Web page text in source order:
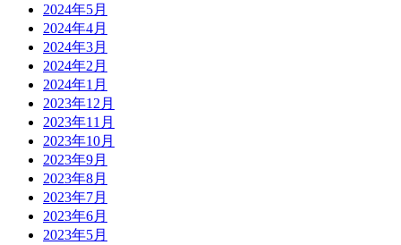
2024年5月
2024年4月
2024年3月
2024年2月
2024年1月
2023年12月
2023年11月
2023年10月
2023年9月
2023年8月
2023年7月
2023年6月
2023年5月